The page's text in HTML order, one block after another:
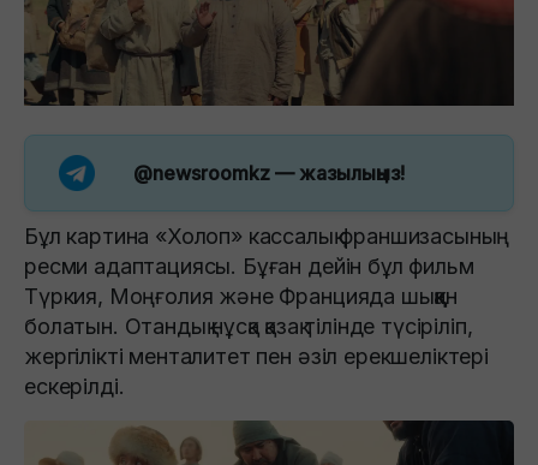
@newsroomkz — жазылыңыз!
Бұл картина «Холоп» кассалық франшизасының
ресми адаптациясы. Бұған дейін бұл фильм
Түркия, Моңғолия және Францияда шыққан
болатын. Отандық нұсқа қазақ тілінде түсіріліп,
жергілікті менталитет пен әзіл ерекшеліктері
ескерілді.